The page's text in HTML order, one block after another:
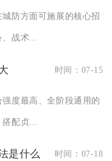
防方面可施展的核心招
、战术...
时间：07-15
度最高、全阶段通用的
配贞...
是什么 时间：07-18